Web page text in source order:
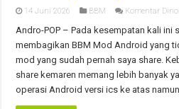
14 Juni 2026 BBM Komentar
Andro-POP – Pada kesempatan kali ini
membagikan BBM Mod Android yang
mod yang sudah pernah saya share.
share kemaren memang lebih banyak
operasi Android versi ics ke atas